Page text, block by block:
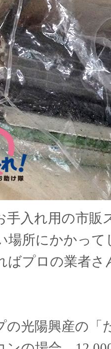
手入れ用の市
場所にかかっ
ばプロの業者
の光陽興産の「